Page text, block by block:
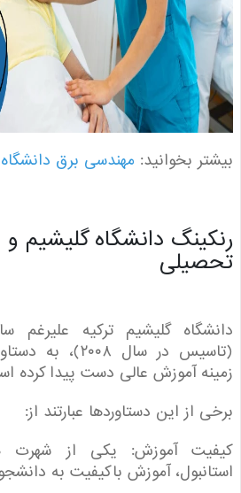
بخوانید:مهندسی برق دانشگاه
دانشگاه گلیشیم و
گلیشیم ترکیه علیرغم سابقه
(تاسیس در سال ۲۰۰۸)،
آموزش عالی دست پیدا کرده است.
از این دستاوردها عبارتند از:
آموزش: یکی از شهرت های
آموزش باکیفیت به